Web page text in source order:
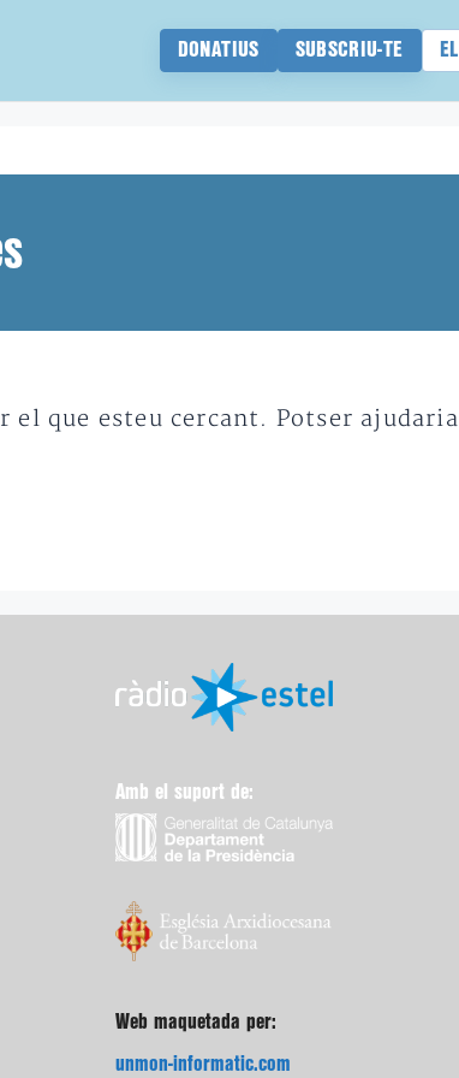
DONATIUS SUBSCRIU-TE
el que esteu cercant. Potser
Amb el suport de:
Web maquetada per:
unmon-informatic.com